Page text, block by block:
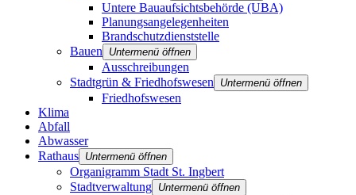
Untere Bauaufsichtsbehörde (UBA)
Planungsangelegenheiten
Brandschutz­dienststelle
Bauen
Untermenü öffnen
Ausschreibungen
Stadtgrün & Friedhofswesen
Untermenü öffnen
Friedhofswesen
Klima
Abfall
Abwasser
Rathaus Untermenü öffnen
Organigramm Stadt St. Ingbert
Stadtverwaltung Untermenü öffnen